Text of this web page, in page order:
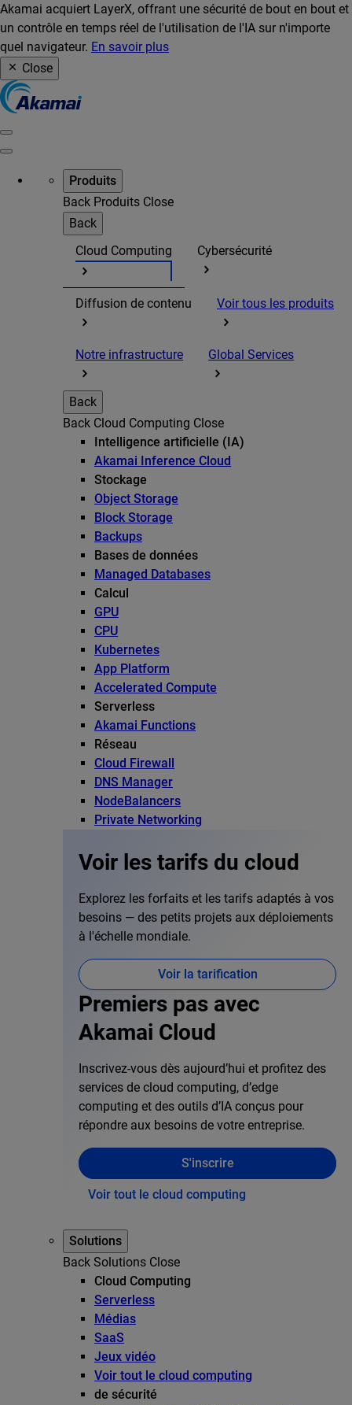
Akamai acquiert LayerX, offrant une sécurité de bout en bout et
un contrôle en temps réel de l'utilisation de l'IA sur n'importe
quel navigateur. En savoir plus
Close
Produits
Back Produits Close
Back
Cloud Computing
Cybersécurité
Diffusion de contenu Voir tous les produits
Notre infrastructure Global Services
Back
Back Cloud Computing Close
Intelligence artificielle (IA)
Akamai Inference Cloud
Stockage
Object Storage
Block Storage
Backups
Bases de données
Managed Databases
Calcul
GPU
CPU
Kubernetes
App Platform
Accelerated Compute
Serverless
Akamai Functions
Réseau
Cloud Firewall
DNS Manager
NodeBalancers
Private Networking
Voir les tarifs du cloud
Explorez les forfaits et les tarifs adaptés à vos
besoins — des petits projets aux déploiements
à l'échelle mondiale.
Voir la tarification
Premiers pas avec
Akamai Cloud
Inscrivez-vous dès aujourd’hui et profitez des
services de cloud computing, d’edge
computing et des outils d’IA conçus pour
répondre aux besoins de votre entreprise.
S'inscrire
Voir tout le cloud computing
Solutions
Back Solutions Close
Cloud Computing
Serverless
Médias
SaaS
Jeux vidéo
Voir tout le cloud computing
de sécurité